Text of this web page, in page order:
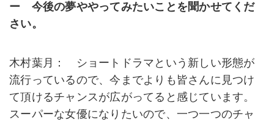
ー 今後の夢ややってみたいことを聞かせてくだ
さい。
木村葉月： ショートドラマという新しい形態が
流行っているので、今までよりも皆さんに見つけ
て頂けるチャンスが広がってると感じています。
スーパーな女優になりたいので、一つ一つのチャ